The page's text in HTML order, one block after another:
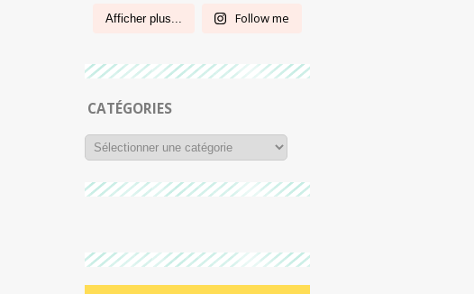
Afficher plus... Follow me
CATÉGORIES